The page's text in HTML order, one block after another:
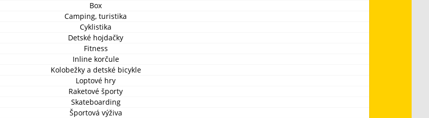
Box
Camping, turistika
Cyklistika
Detské hojdačky
Fitness
Inline korčule
Kolobežky a detské bicykle
Loptové hry
Raketové športy
Skateboarding
Športová výživa